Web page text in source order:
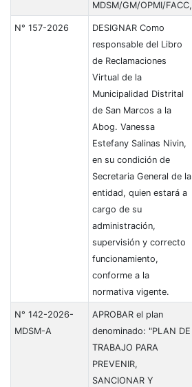
MDSM/GM/OPMI/FACC,
N° 157-2026
DESIGNAR Como
responsable del Libro
de Reclamaciones
Virtual de la
Municipalidad Distrital
de San Marcos a la
Abog. Vanessa
Estefany Salinas Nivin,
en su condición de
Secretaria General de la
entidad, quien estará a
cargo de su
administración,
supervisión y correcto
funcionamiento,
conforme a la
normativa vigente.
N° 142-2026-
MDSM-A
APROBAR el plan
denominado: "PLAN DE
TRABAJO PARA
PREVENIR,
SANCIONAR Y